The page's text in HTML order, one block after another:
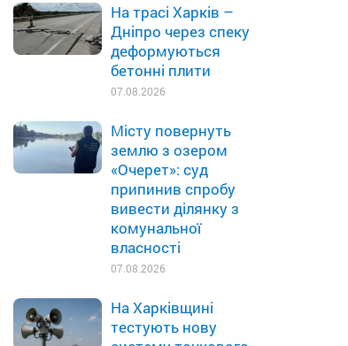
На трасі Харків –
Дніпро через спеку
деформуються
бетонні плити
07.08.2026
Місту повернуть
землю з озером
«Очерет»: суд
припинив спробу
вивести ділянку з
комунальної
власності
07.08.2026
На Харківщині
тестують нову